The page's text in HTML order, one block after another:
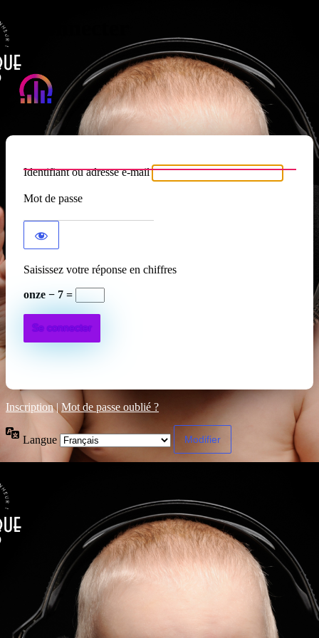
Se connecter
Atypique RADIO
Identifiant ou adresse e-mail
Mot de passe
Saisissez votre réponse en chiffres
onze − 7 =
Inscription| Mot de passe oublié ?
Langue